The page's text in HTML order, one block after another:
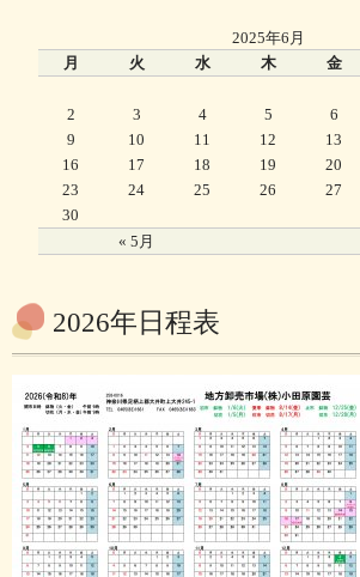
2025年6月
月
火 水 木 金
« 5月
2
3 4 5 6
9
10 11 12 13
16
17 18 19 20
23
24 25 26 27
30
2026年日程表